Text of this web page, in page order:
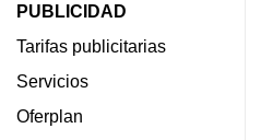
PUBLICIDAD
Tarifas publicitarias
Servicios
Oferplan